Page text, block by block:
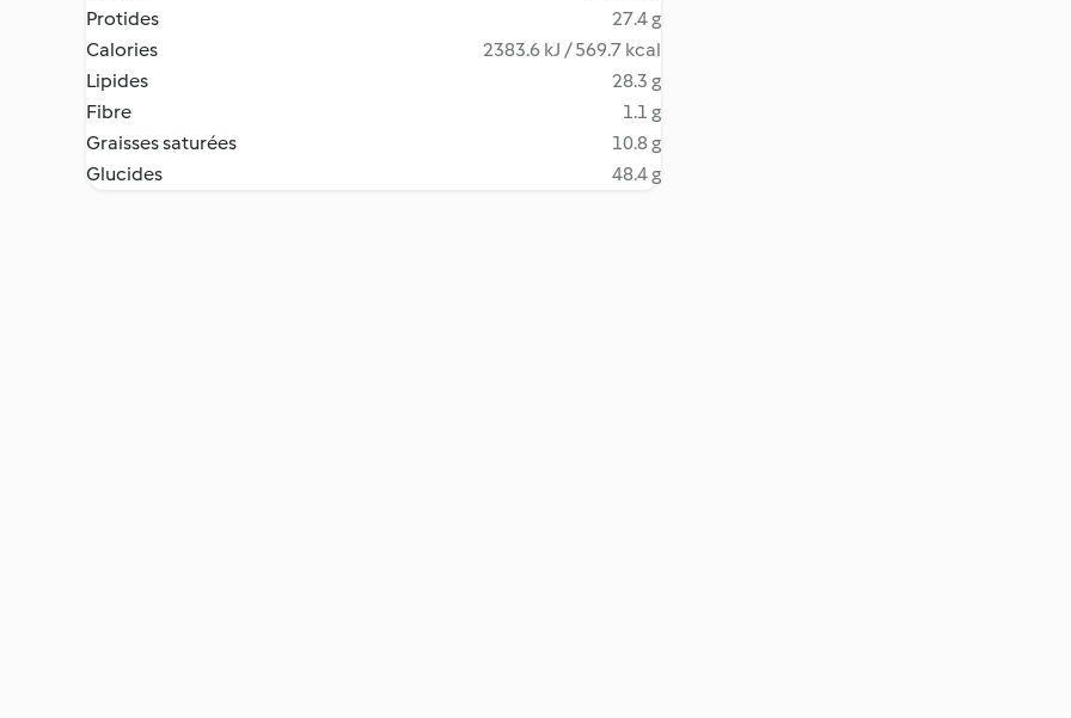
Protides
27.4 g
Calories
2383.6 kJ / 569.7 kcal
Lipides
28.3 g
Fibre
1.1 g
Graisses saturées
10.8 g
Glucides
48.4 g